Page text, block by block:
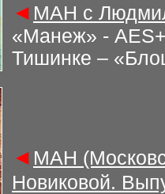
◄ МАН с
«Манеж» -
Тишинке –
◄ МАН
Новиковой.